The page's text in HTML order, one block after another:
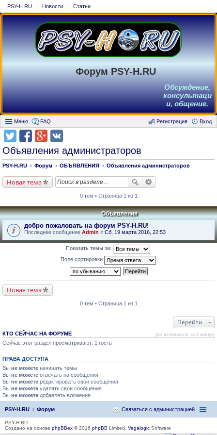
PSY-H.RU Новости Статьи
Форум PSY-H.RU
Обсуждение,
консультаци
и, общение.
Меню FAQ Вход
Регистрация
Объявления администраторов
PSY-H.RU Форум ОБЪЯВЛЕНИЯ Объявления администраторов
Новая тема
0 тем • Страница 1 из 1
Объявления
добро пожаловать на форум PSY-H.RU!
Последнее сообщение Admin « Сб, 19 марта 2016, 22:53
Показать темы за:
Поле сортировки
Новая тема
0 тем • Страница 1 из 1
Перейти
КТО СЕЙЧАС НА ФОРУМЕ (по активности за 5 минут)
Сейчас этот раздел просматривают: 1 гость
ПРАВА ДОСТУПА
Вы не можете начинать темы
Вы не можете отвечать на сообщения
Вы не можете редактировать свои сообщения
Вы не можете удалять свои сообщения
Вы не можете добавлять вложения
PSY-H.RU Форум Связаться с администрацией
PSY-H.RU
Создано на основе phpBBex © 2016 phpBB Limited, Vegalogic Software